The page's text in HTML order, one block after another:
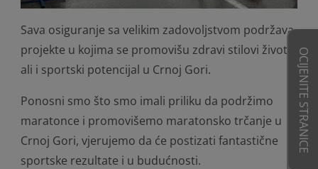
Sava osiguranje sa velikim zadovoljstvom podržava
projekte u kojima se promovišu zdravi stilovi života,
ali i sportski potencijal u Crnoj Gori.
Ponosni smo što smo imali priliku da podržimo
maratonce i promovišemo maratonsko trčanje u
Crnoj Gori, vjerujemo da će postizati fantastične
sportske rezultate i u budućnosti.
OCIJENITE STRANICE